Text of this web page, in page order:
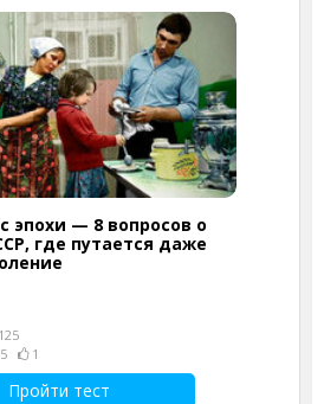
эпохи — 8 вопросов о
где путается даже
1
Пройти тест